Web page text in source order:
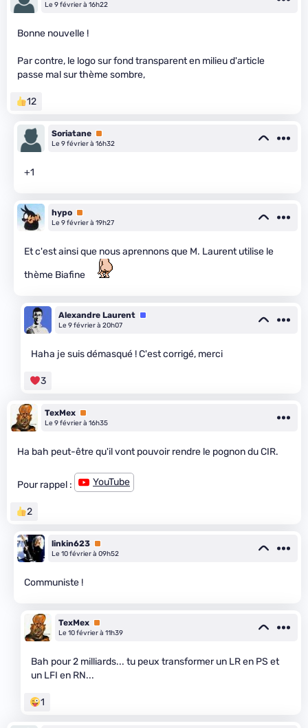
Le 9 février à 16h22
Bonne nouvelle !
Par contre, le logo sur fond transparent en milieu d'article
passe mal sur thème sombre,
12
Soriatane Premium
Le 9 février à 16h32
+1
hypo Premium
Le 9 février à 19h27
Et c'est ainsi que nous aprennons que M. Laurent utilise le
thème Biafine
Alexandre Laurent Équipe
Le 9 février à 20h07
Haha je suis démasqué ! C'est corrigé, merci
3
TexMex Premium
Le 9 février à 16h35
Ha bah peut-être qu'il vont pouvoir rendre le pognon du CIR.
Pour rappel : YouTube
2
linkin623 Premium
Le 10 février à 09h52
Communiste !
TexMex Premium
Le 10 février à 11h39
Bah pour 2 milliards... tu peux transformer un LR en PS et
un LFI en RN...
1